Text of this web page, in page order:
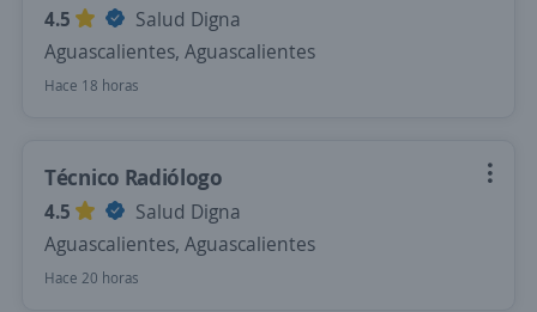
4.5
Salud Digna
Aguascalientes, Aguascalientes
Hace 18 horas
Técnico Radiólogo
4.5
Salud Digna
Aguascalientes, Aguascalientes
Hace 20 horas